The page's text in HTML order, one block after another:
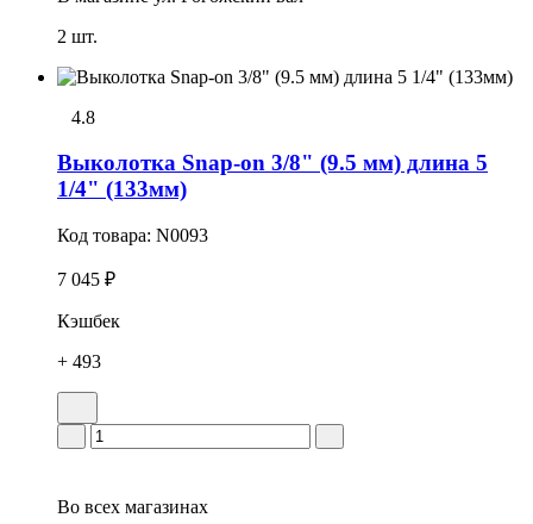
2 шт.
4.8
Выколотка Snap-on 3/8" (9.5 мм) длина 5
1/4" (133мм)
Код товара: N0093
7 045 ₽
Кэшбек
+ 493
Во всех магазинах